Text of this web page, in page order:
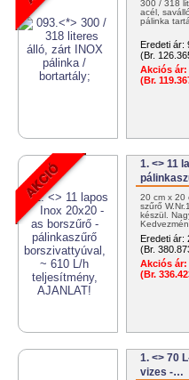
300 / 318
acél,
pálinka
Eredeti ár:
(Br.
Akciós ár:
(Br.
1. <> 11
20 cm x 20
szűrő
készül.
Eredeti ár:
(Br.
Akciós ár:
(Br.
1. <> 70
vizes -…